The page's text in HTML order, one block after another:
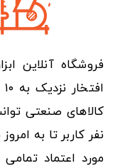
فروشگاه آنلاین
نفر کاربر تا به
مورد اعتماد تمامی